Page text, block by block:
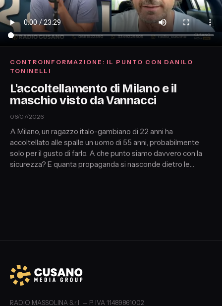
CONTROINFORMAZIONE: IL PUNTO CON DANILO
TONINELLI
L'accoltellamento di Milano e il
maschio visto da Vannacci
06/07/2026
A Milano, un ragazzo italo-gambiano di 22 anni ha
accoltellato alle spalle un uomo di 55 anni, probabilmente
solo per il gusto di farlo. A che punto siamo davvero con la
sicurezza? E quanta propaganda si nasconde dietro le
RADIO MASSOLINA S.r.l. — P. IVA 11489861002